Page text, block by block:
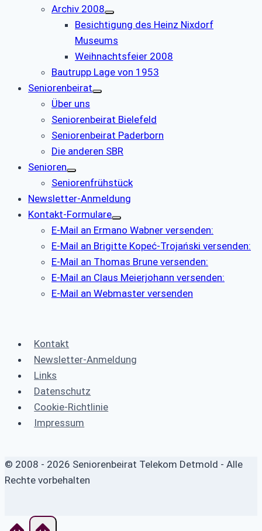
Archiv 2008
Besichtigung des Heinz Nixdorf
Museums
Weihnachtsfeier 2008
Bautrupp Lage von 1953
Seniorenbeirat
Über uns
Seniorenbeirat Bielefeld
Seniorenbeirat Paderborn
Die anderen SBR
Senioren
Seniorenfrühstück
Newsletter-Anmeldung
Kontakt-Formulare
E-Mail an Ermano Wabner versenden:
E-Mail an Brigitte Kopeć-Trojański versenden:
E-Mail an Thomas Brune versenden:
E-Mail an Claus Meierjohann versenden:
E-Mail an Webmaster versenden
Kontakt
Newsletter-Anmeldung
Links
Datenschutz
Cookie-Richtlinie
Impressum
© 2008 - 2026 Seniorenbeirat Telekom Detmold - Alle
Rechte vorbehalten